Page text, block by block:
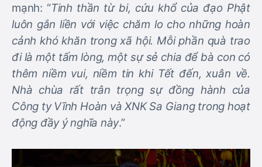
mạnh: “Tinh thần từ bi, cứu khổ của đạo Phật
luôn gắn liền với việc chăm lo cho những hoàn
cảnh khó khăn trong xã hội. Mỗi phần quà trao
đi là một tấm lòng, một sự sẻ chia để bà con có
thêm niềm vui, niềm tin khi Tết đến, xuân về.
Nhà chùa rất trân trọng sự đồng hành của
Công ty Vĩnh Hoàn và XNK Sa Giang trong hoạt
động đầy ý nghĩa này.”